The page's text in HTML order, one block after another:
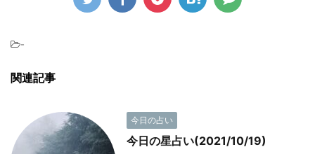
-
関連記事
今日の占い
今日の星占い(2021/10/19)